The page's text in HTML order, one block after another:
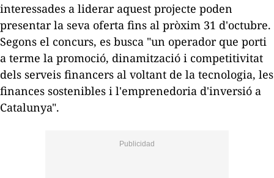
interessades a liderar aquest projecte poden
presentar la seva oferta fins al pròxim 31 d'octubre.
Segons el concurs, es busca "un operador que porti
a terme la promoció, dinamització i competitivitat
dels serveis financers al voltant de la tecnologia, les
finances sostenibles i l'emprenedoria d'inversió a
Catalunya".